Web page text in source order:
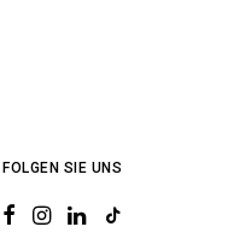
FOLGEN SIE UNS